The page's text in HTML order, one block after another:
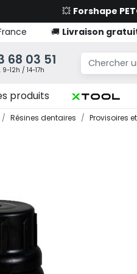
💥 Forshape
🚚 Livraison
68 03 51
12h / 14-17h
produits
Résines dentaires Provisoires